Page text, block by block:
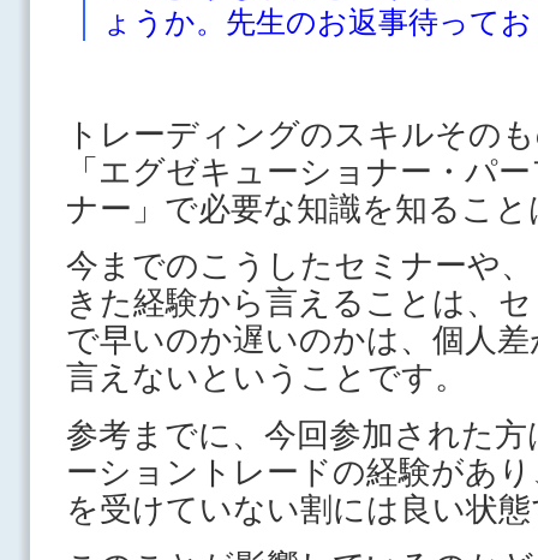
ょうか。先生のお返事待って
トレーディングのスキルその
「エグゼキューショナー・パ
ナー」で必要な知識を知るこ
今までのこうしたセミナーや
きた経験から言えることは、
で早いのか遅いのかは、個人
言えないということです。
参考までに、今回参加された
ーショントレードの経験があ
を受けていない割には良い状